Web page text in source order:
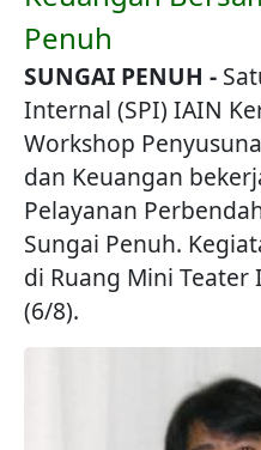
Penuh
SUNGAI PENUH -
Internal (SPI) IAIN
Workshop
dan Keuangan
Pelayanan
Sungai Penuh.
di Ruang Mini Teater
(6/8).